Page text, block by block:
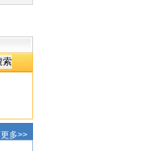
更多>>